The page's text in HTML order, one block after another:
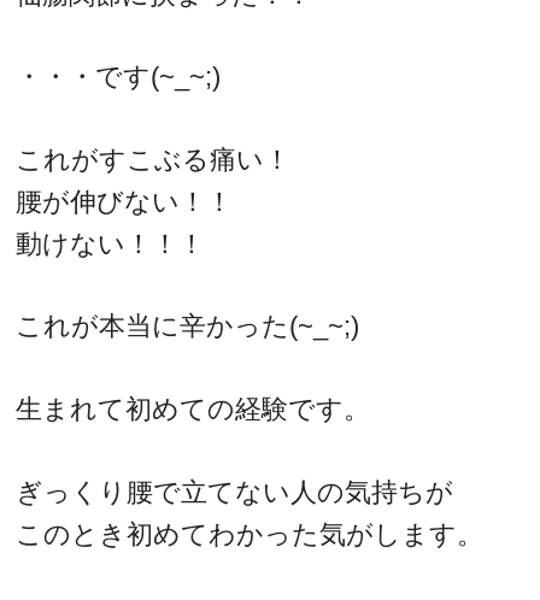
・・・です(~_~;)
これがすこぶる痛い！
腰が伸びない！！
動けない！！！
これが本当に辛かった(~_~;)
生まれて初めての経験です。
ぎっくり腰で立てない人の気持ちが
このとき初めてわかった気がします。